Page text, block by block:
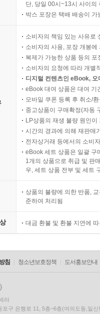
단, 당일 00시~13시 사이의
박스 포장은 택배 배송이
소비자의 책임 있는 사유로
소비자의 사용, 포장 개봉
복제가 가능한 상품 등의
소비자의 요청에 따라 개별
디지털 컨텐츠인 eBook,
eBook 대여 상품은 대여 기
모바일 쿠폰 등록 후 취소/
중고상품이 구매확정(자동
LP상품의 재생 불량 원인
시간의 경과에 의해 재판매
전자상거래 등에서의 소비
eBook 세트 상품은 일괄 구
1개의 상품으로 취급 및 판
우, 세트 상품 전부 및 세트
상품의 불량에 의한 반품,
준하여 처리됨
대금 환불 및 환불 지연에
침 청소년보호정책 도서홍보안내
라
포구 은행로 11, 5층~6층(여의도동,일신